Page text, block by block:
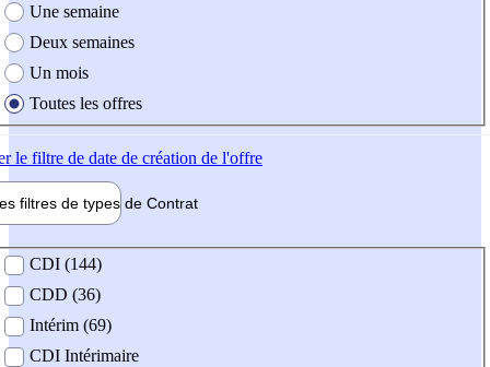
Une semaine
Deux semaines
Un mois
Toutes les offres
le filtre de date de création de l'offre
filtres de types de Contrat
contrat
CDI (144)
CDD (36)
Intérim (69)
CDI Intérimaire